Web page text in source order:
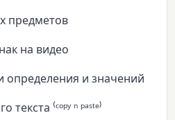
предметов
на видео
определения и значений
⁽ᶜᵒᵖʸ ⁿ ᵖᵃˢᵗᵉ⁾